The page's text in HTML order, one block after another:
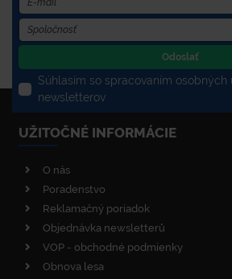
Odoslať
Súhlasím so spracovaním osobných
newsletterov
UŽITOČNÉ INFORMÁCIE
O nás
Poradenstvo
Reklamačný poriadok
Objednávka newsletterů
VOP - obchodné podmienky
Obnova lesa